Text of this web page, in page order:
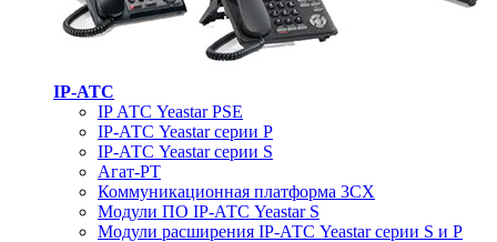
IP-АТС
IP АТС Yeastar PSE
IP-АТС Yeastar серии P
IP-АТС Yeastar серии S
Агат-РТ
Коммуникационная платформа 3CX
Модули ПО IP-АТС Yeastar S
Модули расширения IP-АТС Yeastar серии S и P